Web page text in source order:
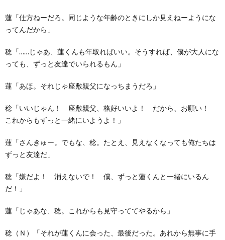
蓮「仕方ねーだろ。同じような年齢のときにしか見えねーようにな
ってんだから」
稔「……じゃあ、蓮くんも年取ればいい。そうすれば、僕が大人にな
っても、ずっと友達でいられるもん」
蓮「あほ。それじゃ座敷親父になっちまうだろ」
稔「いいじゃん！ 座敷親父、格好いいよ！ だから、お願い！
これからもずっと一緒にいようよ！」
蓮「さんきゅー。でもな、稔。たとえ、見えなくなっても俺たちは
ずっと友達だ」
稔「嫌だよ！ 消えないで！ 僕、ずっと蓮くんと一緒にいるん
だ！」
蓮「じゃあな、稔。これからも見守っててやるから」
稔（Ｎ）「それが蓮くんに会った、最後だった。あれから無事に手